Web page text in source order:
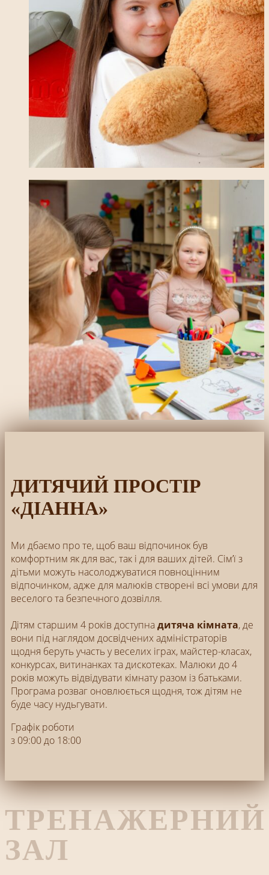
ДИТЯЧИЙ ПРОСТІР
«ДIАННА»
Ми дбаємо про те, щоб ваш відпочинок був
комфортним як для вас, так і для ваших дітей. Сім’ї з
дітьми можуть насолоджуватися повноцінним
відпочинком, адже для малюків створені всі умови для
веселого та безпечного дозвілля.
Дітям старшим 4 років доступнадитяча кімната, де
вони під наглядом досвідчених адміністраторів
щодня беруть участь у веселих іграх, майстер-класах,
конкурсах, витинанках та дискотеках. Малюки до 4
років можуть відвідувати кімнату разом із батьками.
Програма розваг оновлюється щодня, тож дітям не
буде часу нудьгувати.
Графік роботи
з 09:00 до 18:00
ТРЕНАЖЕРНИЙ
ЗАЛ